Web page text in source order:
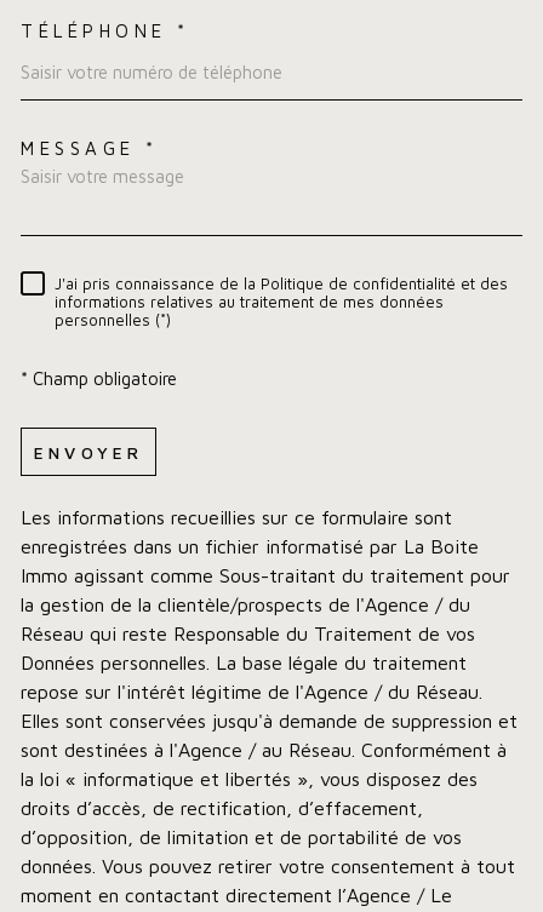
TÉLÉPHONE *
MESSAGE *
RÈGLEMENTATION
J'ai pris connaissance de la Politique de confidentialité et des
informations relatives au traitement de mes données
personnelles (*)
* Champ obligatoire
ENVOYER
Les informations recueillies sur ce formulaire sont
enregistrées dans un fichier informatisé par La Boite
Immo agissant comme Sous-traitant du traitement pour
la gestion de la clientèle/prospects de l'Agence / du
Réseau qui reste Responsable du Traitement de vos
Données personnelles. La base légale du traitement
repose sur l'intérêt légitime de l'Agence / du Réseau.
Elles sont conservées jusqu'à demande de suppression et
sont destinées à l'Agence / au Réseau. Conformément à
la loi « informatique et libertés », vous disposez des
droits d’accès, de rectification, d’effacement,
d’opposition, de limitation et de portabilité de vos
données. Vous pouvez retirer votre consentement à tout
moment en contactant directement l’Agence / Le